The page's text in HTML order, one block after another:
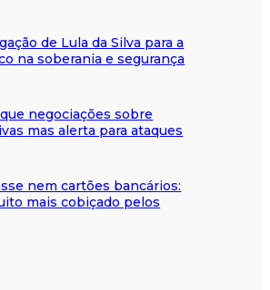
de Lula da Silva para a
na soberania e segurança
negociações sobre
mas alerta para ataques
nem cartões bancários:
mais cobiçado pelos